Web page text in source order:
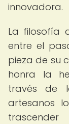
innovadora.
La filosofía
entre el
pieza de su
honra la
través de
artesanos